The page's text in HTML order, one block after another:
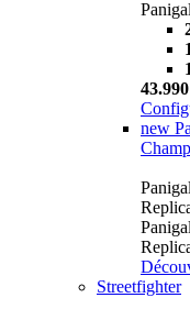
new
Streetfighter